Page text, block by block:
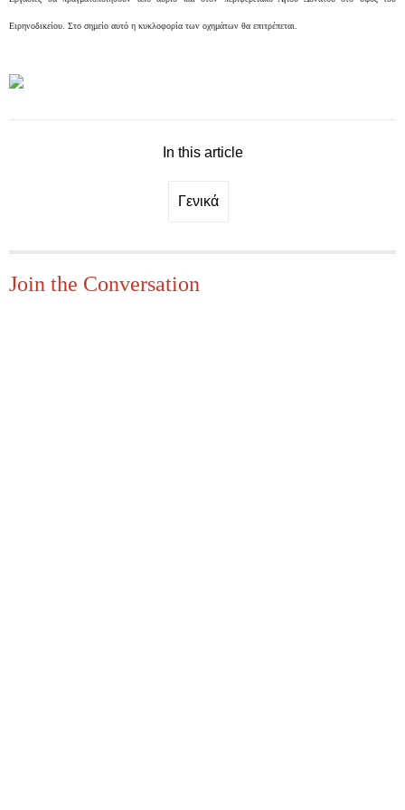
Ειρηνοδικείου. Στο σημείο αυτό η κυκλοφορία των οχημάτων θα επιτρέπεται.
In this article
Γενικά
Join the Conversation